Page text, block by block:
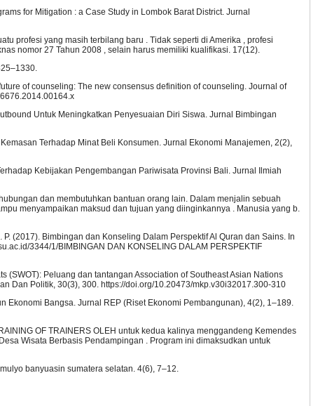
for Mitigation : a Case Study in Lombok Barat District. Jurnal
profesi yang masih terbilang baru . Tidak seperti di Amerika , profesi
nomor 27 Tahun 2008 , selain harus memiliki kualifikasi. 17(12).
of counseling: The new consensus definition of counseling. Journal of
Untuk Meningkatkan Penyesuaian Diri Siswa. Jurnal Bimbingan
Terhadap Minat Beli Konsumen. Jurnal Ekonomi Manajemen, 2(2),
Kebijakan Pengembangan Pariwisata Provinsi Bali. Jurnal Ilmiah
dan membutuhkan bantuan orang lain. Dalam menjalin sebuah
menyampaikan maksud dan tujuan yang diinginkannya . Manusia yang b.
P. (2017). Bimbingan dan Konseling Dalam Perspektif Al Quran dan Sains. In
3344/1/BIMBINGAN DAN KONSELING DALAM PERSPEKTIF
(SWOT): Peluang dan tantangan Association of Southeast Asian Nations
Dan Politik, 30(3), 300. https://doi.org/10.20473/mkp.v30i32017.300-310
Ekonomi Bangsa. Jurnal REP (Riset Ekonomi Pembangunan), 4(2), 1–189.
OF TRAINERS OLEH untuk kedua kalinya menggandeng Kemendes
Wisata Berbasis Pendampingan . Program ini dimaksudkan untuk
banyuasin sumatera selatan. 4(6), 7–12.